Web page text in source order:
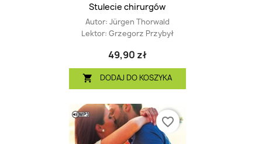
Stulecie chirurgów
Autor: Jürgen Thorwald
Lektor: Grzegorz Przybył
49,90 zł
 DODAJ DO KOSZYKA
favorite_border